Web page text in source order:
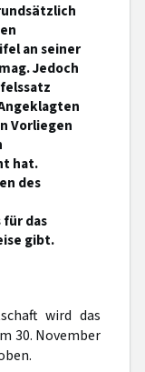
an seiner
Jedoch
Vorliegen
hat.
des
das
gibt.
wird das
30. November